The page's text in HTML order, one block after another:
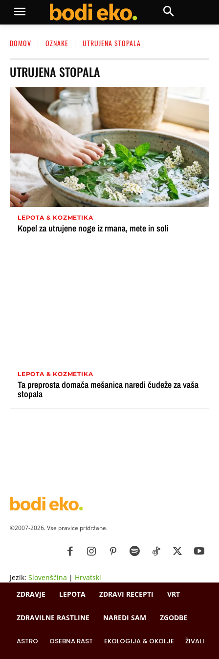
DOMOV OZNAKE UTRUJENA STOPALA
UTRUJENA STOPALA
LEPOTA & KOZMETIKA
Kopel za utrujene noge iz rmana, mete in soli
LEPOTA & KOZMETIKA
Ta preprosta domača mešanica naredi čudeže za vaša
stopala
©2007-2026. Vse pravice pridržane.
Jezik: Slovenščina | Hrvatski
ZDRAVJE
LEPOTA ZDRAVI RECEPTI VRT
ZDRAVILNE RASTLINE NAREDI SAM ZGODBE
ASTRO OSEBNA RAST EKOLOGIJA & OKOLJE ŽIVALI